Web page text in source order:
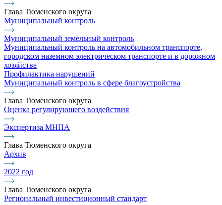
Глава Тюменского округа
Муниципальный контроль
Муниципальный земельный контроль
Муниципальный контроль на автомобильном транспорте,
городском наземном электрическом транспорте и в дорожном
хозяйстве
Профилактика нарушений
Муниципальный контроль в сфере благоустройства
Глава Тюменского округа
Оценка регулирующего воздействия
Экспертиза МНПА
Глава Тюменского округа
Архив
2022 год
Глава Тюменского округа
Региональный инвестиционный стандарт